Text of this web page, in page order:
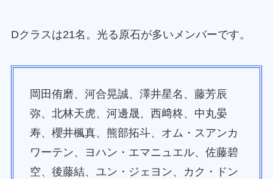
Dクラスは21名。光る原石が多いメンバーです。
岡田侑磨、河合晃誠、澤井星名、藤芳辰
弥、北林天虎、河邊晟、西﨑柊、中丸晏
寿、櫻井楓真、熊部拓斗、オム・スアンカ
ワーテン、ヨハン・エマニュエル、佐藤碧
空、後藤結、ユン・ジェヨン、カク・ドン